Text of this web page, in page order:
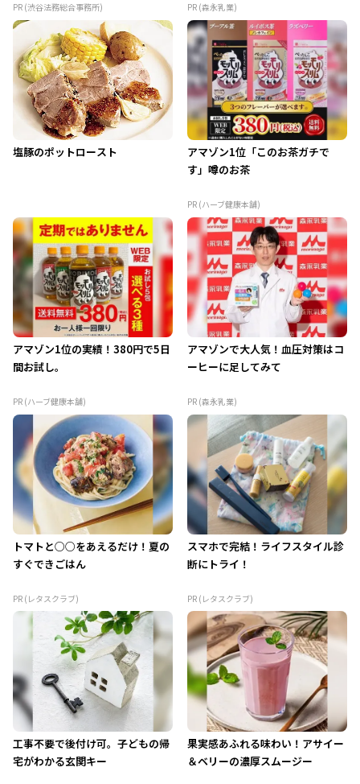
PR (渋谷法務総合事務所) PR (森永乳業)
塩豚のポットロースト
アマゾン1位「このお茶ガチで
す」噂のお茶
PR (ハーブ健康本舗)
アマゾン1位の実績！380円で5日
間お試し。
PR (ハーブ健康本舗)
アマゾンで大人気！血圧対策はコ
ーヒーに足してみて
PR (森永乳業)
トマトと○○をあえるだけ！夏の
すぐできごはん
PR (レタスクラブ)
スマホで完結！ライフスタイル診
断にトライ！
PR (レタスクラブ)
工事不要で後付け可。子どもの帰
宅がわかる玄関キー
果実感あふれる味わい！アサイー
＆ベリーの濃厚スムージー